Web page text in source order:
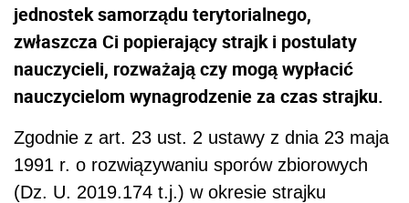
jednostek samorządu terytorialnego,
zwłaszcza Ci popierający strajk i postulaty
nauczycieli, rozważają czy mogą wypłacić
nauczycielom wynagrodzenie za czas strajku.
Zgodnie z art. 23 ust. 2 ustawy z dnia 23 maja
1991 r. o rozwiązywaniu sporów zbiorowych
(Dz. U. 2019.174 t.j.) w okresie strajku